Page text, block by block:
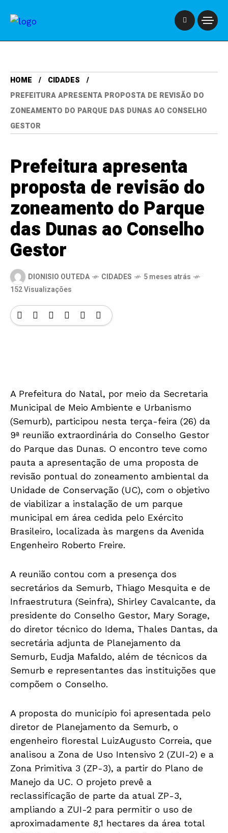
HOME
CIDADES
PREFEITURA APRESENTA PROPOSTA DE REVISÃO DO
ZONEAMENTO DO PARQUE DAS DUNAS AO CONSELHO
GESTOR
Prefeitura apresenta
proposta de revisão do
zoneamento do Parque
das Dunas ao Conselho
Gestor
DIONISIO OUTEDA CIDADES
5 meses atrás
152 Visualizações
A Prefeitura do Natal, por meio da Secretaria
Municipal de Meio Ambiente e Urbanismo
(Semurb), participou nesta terça-feira (26) da
9ª reunião extraordinária do Conselho Gestor
do Parque das Dunas. O encontro teve como
pauta a apresentação de uma proposta de
revisão pontual do zoneamento ambiental da
Unidade de Conservação (UC), com o objetivo
de viabilizar a instalação de um parque
municipal em área cedida pelo Exército
Brasileiro, localizada às margens da Avenida
Engenheiro Roberto Freire.
A reunião contou com a presença dos
secretários da Semurb, Thiago Mesquita e de
Infraestrutura (Seinfra), Shirley Cavalcante, da
presidente do Conselho Gestor, Mary Sorage,
do diretor técnico do Idema, Thales Dantas, da
secretária adjunta de Planejamento da
Semurb, Eudja Mafaldo, além de técnicos da
Semurb e representantes das instituições que
compõem o Conselho.
A proposta do município foi apresentada pelo
diretor de Planejamento da Semurb, o
engenheiro florestal LuizAugusto Correia, que
analisou a Zona de Uso Intensivo 2 (ZUI-2) e a
Zona Primitiva 3 (ZP-3), a partir do Plano de
Manejo da UC. O projeto prevê a
reclassificação de parte da atual ZP-3,
ampliando a ZUI-2 para permitir o uso de
aproximadamente 8,1 hectares da área total